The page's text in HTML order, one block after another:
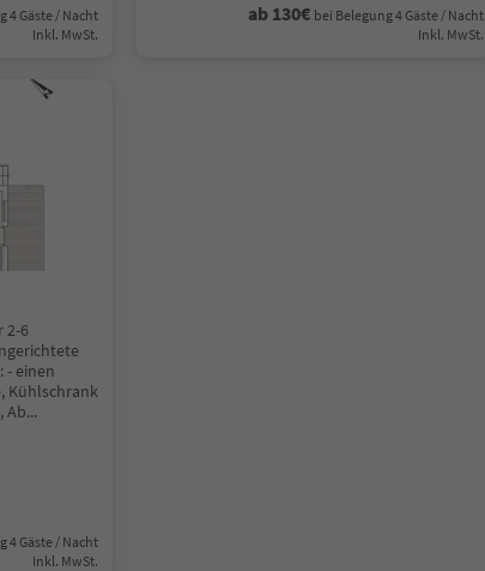
4 Gäste / Nacht
Inkl. MwSt.
ab 130€ bei Belegung 4 Gäste / Nacht
Inkl. MwSt.
2-6
- einen
Kühlschrank
Ab...
4 Gäste / Nacht
Inkl. MwSt.